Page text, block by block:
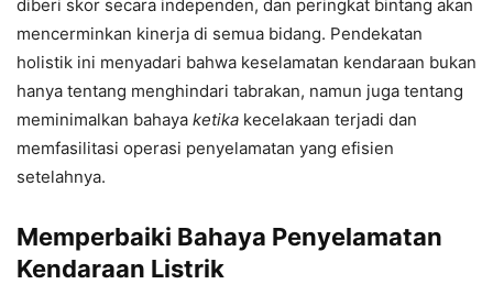
diberi skor secara independen, dan peringkat bintang akan
mencerminkan kinerja di semua bidang. Pendekatan
holistik ini menyadari bahwa keselamatan kendaraan bukan
hanya tentang menghindari tabrakan, namun juga tentang
meminimalkan bahaya ketika kecelakaan terjadi dan
memfasilitasi operasi penyelamatan yang efisien
setelahnya.
Memperbaiki Bahaya Penyelamatan
Kendaraan Listrik